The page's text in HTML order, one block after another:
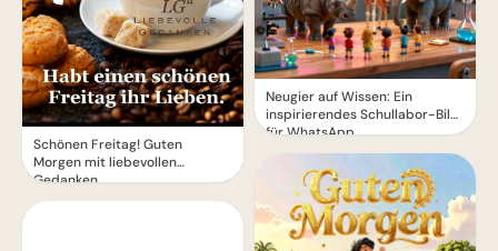
Schönen Freitag! Guten
Morgen mit liebevollen
Gedanken
Neugier auf Wissen: Ein
inspirierendes Schullabor-Bild
für WhatsApp